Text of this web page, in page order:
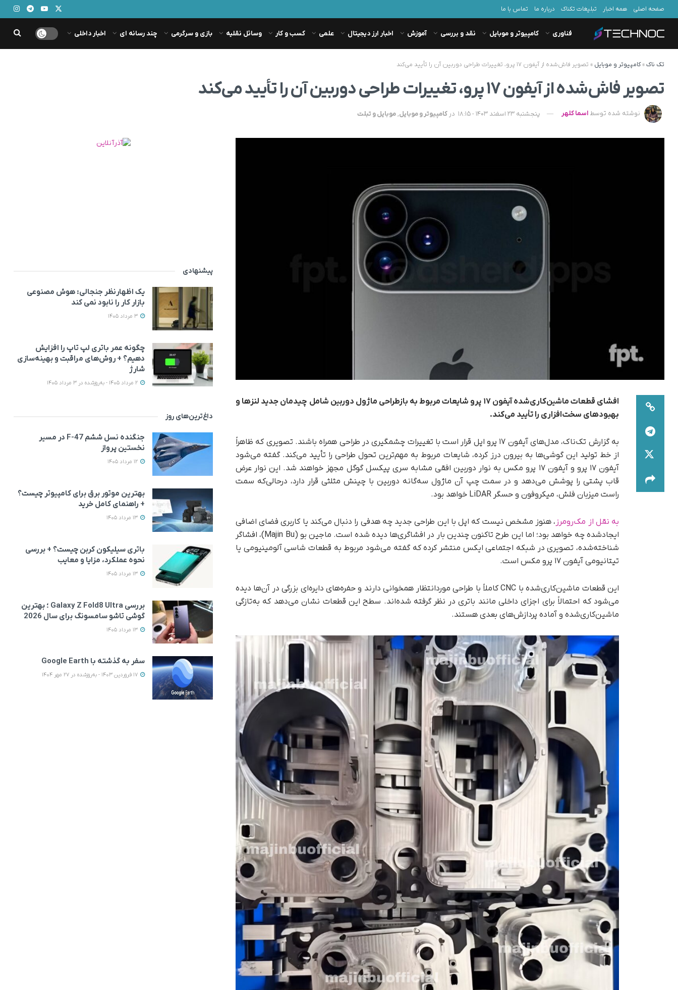
صفحه اصلی همه اخبار تبلیغات تکناک درباره ما تماس با ما
فناوری کامپیوتر و موبایل نقد و بررسی آموزش اخبار ارز دیجیتال علمی کسب و کار وسائل نقلیه بازی و سرگرمی چند رسانه ای اخبار داخلی
تک ناک»کامپیوتر و موبایل » تصویر فاش‌شده از آیفون ۱۷ پرو، تغییرات طراحی دوربین آن را تأیید می‌کند
تصویر فاش‌شده از آیفون ۱۷ پرو، تغییرات طراحی دوربین آن را تأیید می‌کند
نوشته شده توسط اسما کلهر پنجشنبه 23 اسفند 1403 - 18:15 در کامپیوتر و موبایل,موبایل و تبلت
افشای قطعات ماشین‌کاری‌شده آیفون ۱۷ پرو شایعات مربوط به بازطراحی ماژول دوربین
شامل چیدمان جدید لنزها و
بهبودهای سخت‌افزاری را تأیید می‌کند.
به گزارش تک‌ناک، مدل‌های آیفون ۱۷ پرو اپل قرار است با تغییرات چشمگیری در طراحی همراه باشند. تصویری که ظاهراً
از خط تولید این گوشی‌ها به بیرون درز کرده، شایعات مربوط به مهم‌ترین تحول طراحی را تأیید می‌کند. گفته می‌شود
آیفون ۱۷ پرو و آیفون ۱۷ پرو مکس به نوار دوربین افقی مشابه سری پیکسل گوگل مجهز خواهند شد. این نوار عرض
قاب پشتی را پوشش می‌دهد و در سمت چپ آن ماژول سه‌گانه دوربین با چینش مثلثی قرار دارد، در‌حالی‌که سمت
راست میزبان فلش، میکروفون و حسگر LiDAR خواهد بود.
به نقل از مک‌رومرز ، هنوز مشخص نیست که اپل با این طراحی جدید چه هدفی را دنبال می‌کند یا کاربری فضای اضافی
ایجادشده چه خواهد بود؛ اما این طرح تاکنون چندین بار در افشاگری‌ها دیده شده است. ماجین بو (Majin Bu)، افشاگر
شناخته‌شده، تصویری در شبکه اجتماعی ایکس منتشر کرده که گفته می‌شود مربوط به قطعات شاسی آلومینیومی یا
تیتانیومی آیفون ۱۷ پرو مکس است.
این قطعات ماشین‌کاری‌شده با CNC کاملاً با طراحی موردانتظار همخوانی دارند و حفره‌های دایره‌ای بزرگی در آن‌ها دیده
می‌شود که احتمالاً برای اجزای داخلی مانند باتری در نظر گرفته شده‌اند. سطح این قطعات نشان می‌دهد که به‌تازگی
ماشین‌کاری‌شده و آماده پردازش‌های بعدی هستند.
پیشنهادی
یک اظهارنظر جنجالی: هوش مصنوعی
بازار کار را نابود نمی‌ کند
چگونه عمر باتری لپ تاپ را افزایش
دهیم؟ + روش‌های مراقبت و بهینه‌سازی
شارژ
داغ‌ترین‌های روز
جنگنده نسل ششم F-47 در مسیر
نخستین پرواز
بهترین موتور برق برای کامپیوتر چیست؟
+ راهنمای کامل خرید
باتری سیلیکون کربن چیست؟ + بررسی
نحوه عملکرد، مزایا و معایب
بررسی Galaxy Z Fold8 Ultra ؛ بهترین
گوشی تاشو سامسونگ برای سال 2026
سفر به گذشته با Google Earth